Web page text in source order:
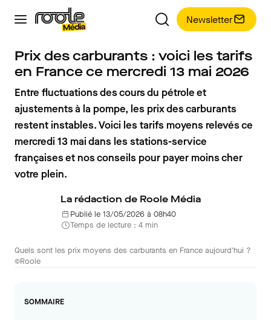
Newsletter
Prix des carburants : voici les tarifs
en France ce mercredi 13 mai 2026
Entre fluctuations des cours du pétrole et
ajustements à la pompe, les prix des carburants
restent instables. Voici les tarifs moyens relevés ce
mercredi 13 mai dans les stations-service
françaises et nos conseils pour payer moins cher
votre plein.
La rédaction de Roole Média
Publié le 13/05/2026 à 08h40
Temps de lecture : 4 min
Quels sont les prix moyens des carburants en France aujourd'hui ?
©Roole
SOMMAIRE